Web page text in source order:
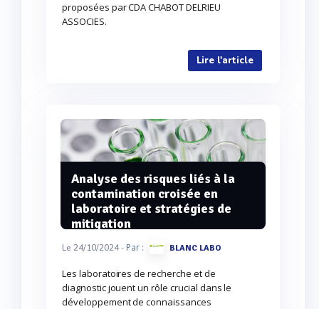
proposées par CDA CHABOT DELRIEU
ASSOCIES.
Lire l'article
Analyse des risques liés à la
contamination croisée en
laboratoire et stratégies de
mitigation
Le 24/10/2024- Par : BLANC LABO
Les laboratoires de recherche et de
diagnostic jouent un rôle crucial dans le
développement de connaissances